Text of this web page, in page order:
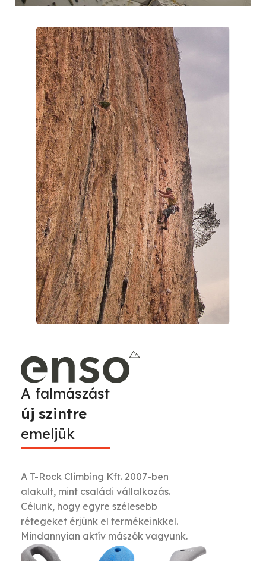
A falmászást
új szintre
emeljük
A T-Rock Climbing Kft. 2007-ben
alakult, mint családi vállalkozás.
Célunk, hogy egyre szélesebb
rétegeket érjünk el termékeinkkel.
Mindannyian aktív mászók vagyunk.